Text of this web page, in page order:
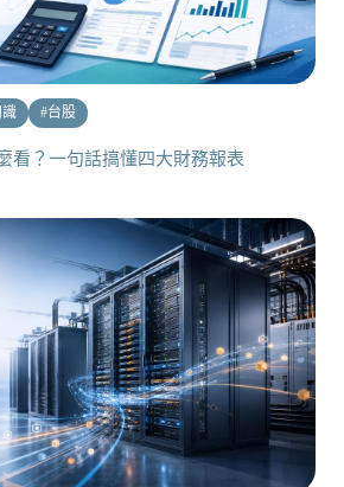
#台股
看？一句話搞懂四大財務報表